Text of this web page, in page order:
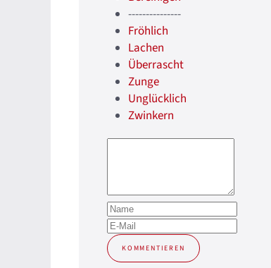
---------------
Fröhlich
Lachen
Überrascht
Zunge
Unglücklich
Zwinkern
KOMMENTIEREN